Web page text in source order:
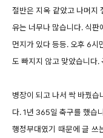
절반은 지옥 같았고 나머지
유는 너무나 많습니다. 식판
먼지가 있다 등등. 오후 6시
도 빠지지 않고 맞았습니다.
병장이 되고 나서 싹 바꿨습
다. 1년 365일 축구를 했습
행정부대였기 때문에 글 쓰